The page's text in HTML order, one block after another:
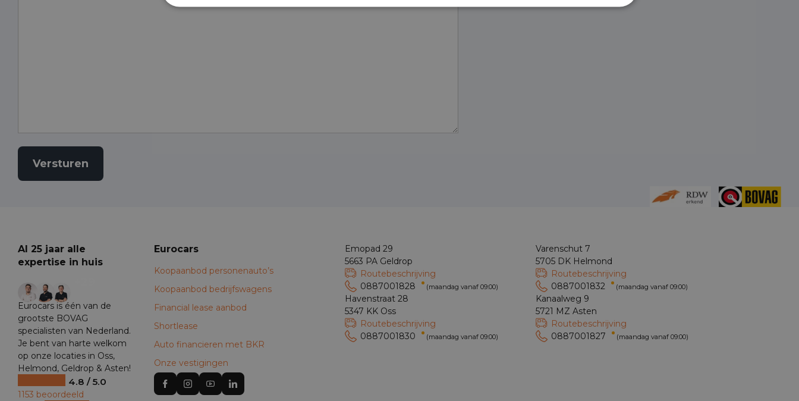
Al 25 jaar alle
expertise in huis
Eurocars is één van de
grootste BOVAG
specialisten van Nederland.
Je bent van harte welkom
op onze locaties in Oss,
Helmond, Geldrop & Asten!
4.8 / 5.0
1153 beoordeeld
Eurocars
Koopaanbod personenauto’s
Koopaanbod bedrijfswagens
Financial lease aanbod
Shortlease
Auto financieren met BKR
Onze vestigingen
Emopad 29
5663 PA Geldrop
Routebeschrijving
0887001828
(maandag vanaf 09:00)
Havenstraat 28
5347 KK Oss
Routebeschrijving
0887001830
(maandag vanaf 09:00)
Varenschut 7
5705 DK Helmond
Routebeschrijving
0887001832
(maandag vanaf 09:00)
Kanaalweg 9
5721 MZ Asten
Routebeschrijving
0887001827
(maandag vanaf 09:00)